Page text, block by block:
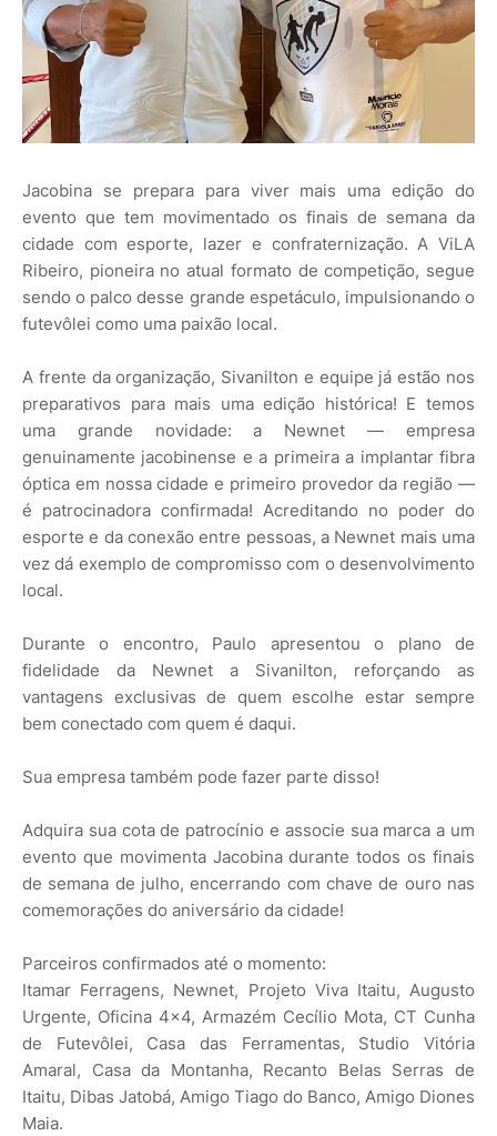
Jacobina se prepara para viver mais uma edição do
evento que tem movimentado os finais de semana da
cidade com esporte, lazer e confraternização. A ViLA
Ribeiro, pioneira no atual formato de competição, segue
sendo o palco desse grande espetáculo, impulsionando o
futevôlei como uma paixão local.
A frente da organização, Sivanilton e equipe já estão nos
preparativos para mais uma edição histórica! E temos
uma grande novidade: a Newnet — empresa
genuinamente jacobinense e a primeira a implantar fibra
óptica em nossa cidade e primeiro provedor da região —
é patrocinadora confirmada! Acreditando no poder do
esporte e da conexão entre pessoas, a Newnet mais uma
vez dá exemplo de compromisso com o desenvolvimento
local.
Durante o encontro, Paulo apresentou o plano de
fidelidade da Newnet a Sivanilton, reforçando as
vantagens exclusivas de quem escolhe estar sempre
bem conectado com quem é daqui.
Sua empresa também pode fazer parte disso!
Adquira sua cota de patrocínio e associe sua marca a um
evento que movimenta Jacobina durante todos os finais
de semana de julho, encerrando com chave de ouro nas
comemorações do aniversário da cidade!
Parceiros confirmados até o momento:
Itamar Ferragens, Newnet, Projeto Viva Itaitu, Augusto
Urgente, Oficina 4x4, Armazém Cecílio Mota, CT Cunha
de Futevôlei, Casa das Ferramentas, Studio Vitória
Amaral, Casa da Montanha, Recanto Belas Serras de
Itaitu, Dibas Jatobá, Amigo Tiago do Banco, Amigo Diones
Maia.